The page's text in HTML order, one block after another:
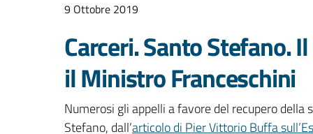
9 Ottobre 2019
Carceri. Santo Stefano.
il Ministro Franceschini
Numerosi gli appelli a favore del recupero della
Stefano, dall’articolo di Pier Vittorio Buffa